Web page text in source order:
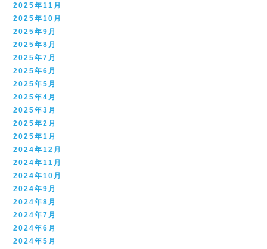
2025年11月
2025年10月
2025年9月
2025年8月
2025年7月
2025年6月
2025年5月
2025年4月
2025年3月
2025年2月
2025年1月
2024年12月
2024年11月
2024年10月
2024年9月
2024年8月
2024年7月
2024年6月
2024年5月